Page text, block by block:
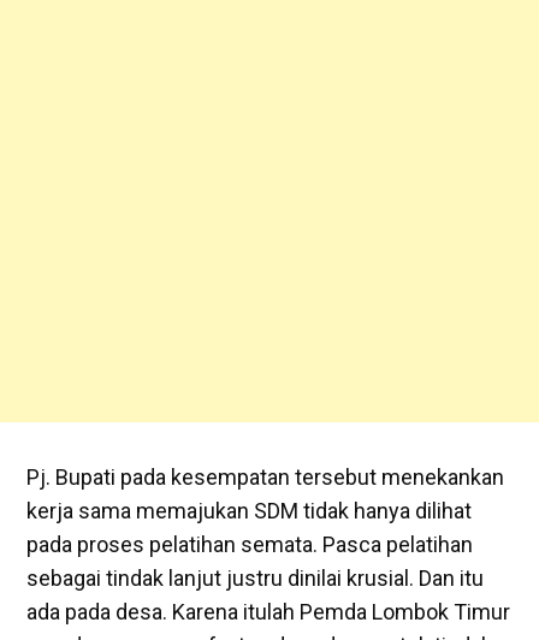
Pj. Bupati pada kesempatan tersebut menekankan
kerja sama memajukan SDM tidak hanya dilihat
pada proses pelatihan semata. Pasca pelatihan
sebagai tindak lanjut justru dinilai krusial. Dan itu
ada pada desa. Karena itulah Pemda Lombok Timur